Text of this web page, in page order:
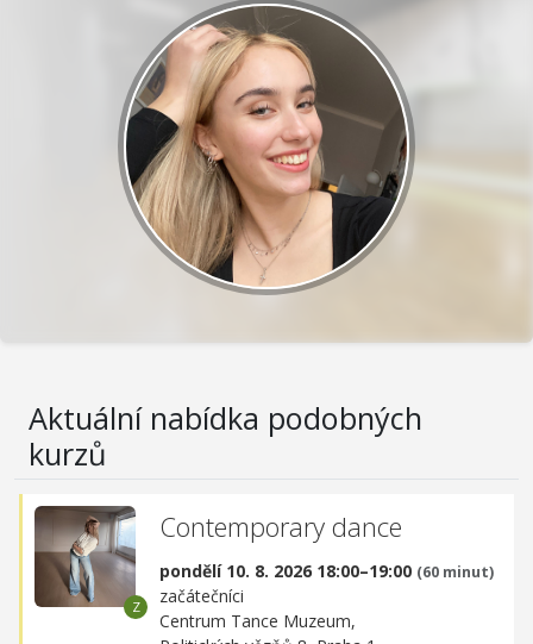
Aktuální nabídka podobných
kurzů
Contemporary dance
pondělí 10. 8. 2026 18:00–19:00 (60 minut)
začátečníci
Centrum Tance Muzeum,